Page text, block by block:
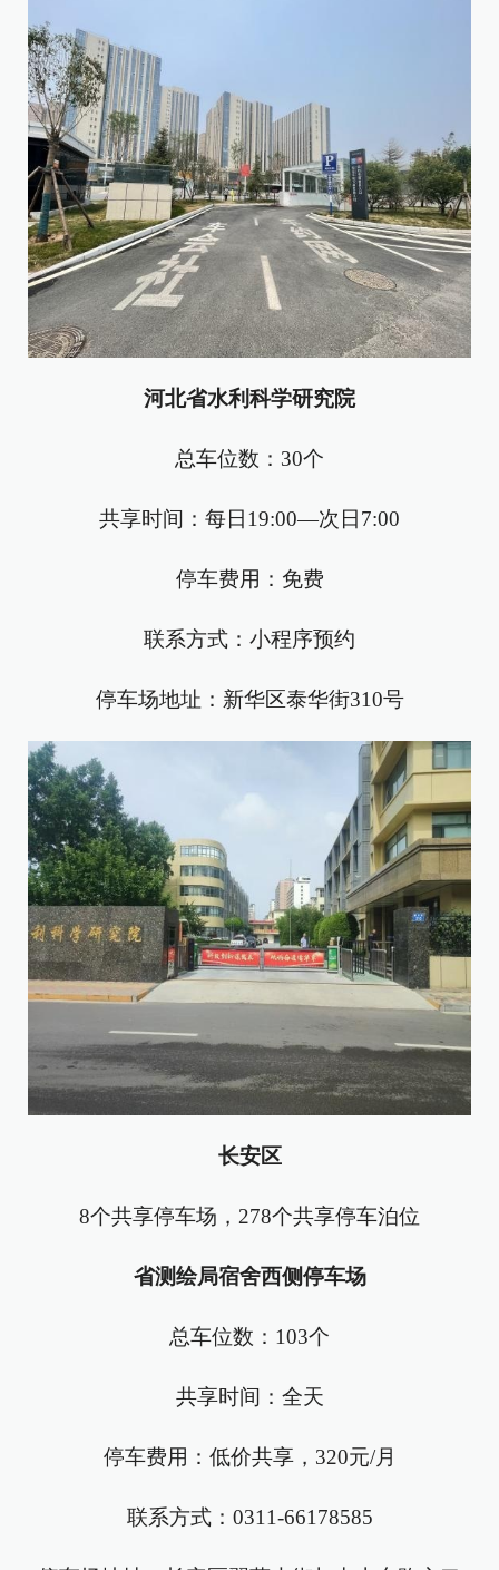
河北省水利科学研究院
总车位数：30个
共享时间：每日19:00—次日7:00
停车费用：免费
联系方式：小程序预约
停车场地址：新华区泰华街310号
长安区
8个共享停车场，278个共享停车泊位
省测绘局宿舍西侧停车场
总车位数：103个
共享时间：全天
停车费用：低价共享，320元/月
联系方式：0311-66178585